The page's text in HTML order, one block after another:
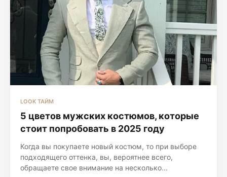
LOOK ТАЙМ
5 цветов мужских костюмов, которые
стоит попробовать в 2025 году
Когда вы покупаете новый костюм, то при выборе
подходящего оттенка, вы, вероятнее всего,
обращаете свое внимание на несколько...